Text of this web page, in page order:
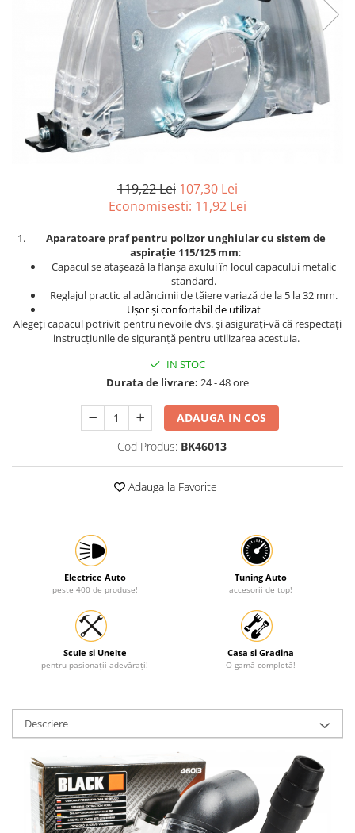
compresoare
Cricuri Auto Hidraulice
Pneumatice si Trapezoidale
Cricuri hidraulice
Cricuri pneumatice
Cricuri trapezoidale
Feon Electric
Generatoare curent
Macarale și vinciuri
Pistol de Lipit
Polizoare
Pompe Combustibil
Utilaje constructie
Motocositoare si Motosape
Nivela laser
Pistol de vopsit
Pompe
Rotopercutoare si bormasini
umidificatoare
119,22 Lei 107,30 Lei
Economisesti: 11,92 Lei
Aparatoare praf pentru polizor unghiular cu sistem de
aspirație 115/125 mm:
Capacul se atașează la flanșa axului în locul capacului metalic
standard.
Reglajul practic al adâncimii de tăiere variază de la 5 la 32 mm.
Ușor și confortabil de utilizat
Alegeți capacul potrivit pentru nevoile dvs. și asigurați-vă că respectați
instrucțiunile de siguranță pentru utilizarea acestuia.
IN STOC
Durata de livrare: 24 - 48 ore
ADAUGA IN COS
Cod Produs: BK46013
Adauga la Favorite
Electrice Auto
peste 400 de produse!
Tuning Auto
accesorii de top!
Scule si Unelte
pentru pasionații adevărați!
Casa si Gradina
O gamă completă!
Descriere